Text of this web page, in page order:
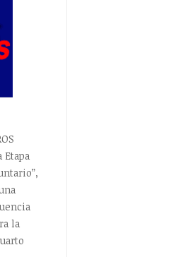
Etapa
la